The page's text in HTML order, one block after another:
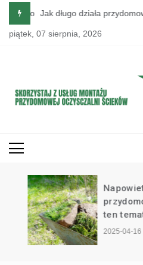
content
od domu?Jak długo działa
piątek, 07 sierpnia, 2026
ten temat?
2025-04-16